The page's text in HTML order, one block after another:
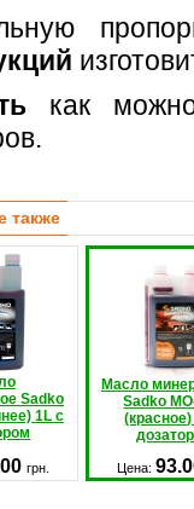
как
также
Sadko
1L с
Масло
Sadko
грн. Цена: